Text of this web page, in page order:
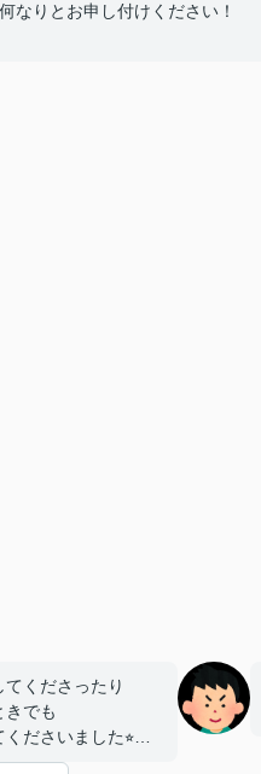
なりとお申し付けください！
くださったり
きでも
ださいました⭐︎